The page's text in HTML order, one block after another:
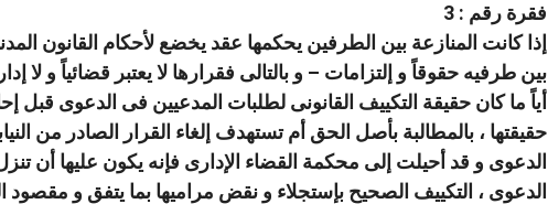
فقرة رقم : 3
إذا كانت المنازعة بين الطرفين يحكمها عقد يخضع لأحكام القانون
بين طرفيه حقوقاً و إلتزامات – و بالتالى فقرارها لا يعتبر قضائياً و لا
أياً ما كان حقيقة التكييف القانونى لطلبات المدعيين فى الدعوى قبل
حقيقتها ، بالمطالبة بأصل الحق أم تستهدف إلغاء القرار الصادر من
الدعوى و قد أحيلت إلى محكمة القضاء الإدارى فإنه يكون عليها أن
الدعوى ، التكييف الصحيح بإستجلاء و نقض مراميها بما يتفق و
تواصل معنا